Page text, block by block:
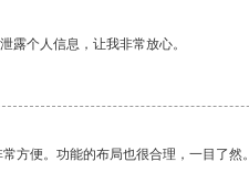
露个人信息，让我非常放心。
方便。功能的布局也很合理，一目了然。